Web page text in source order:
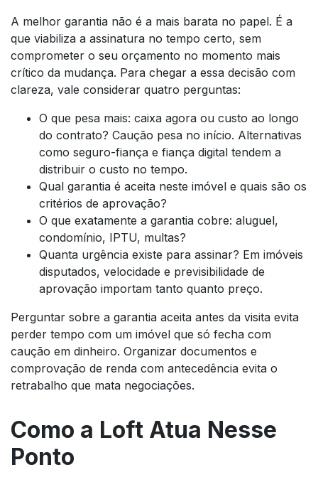
A melhor garantia não é a mais barata no papel. É a
que viabiliza a assinatura no tempo certo, sem
comprometer o seu orçamento no momento mais
crítico da mudança. Para chegar a essa decisão com
clareza, vale considerar quatro perguntas:
O que pesa mais: caixa agora ou custo ao longo
do contrato? Caução pesa no início. Alternativas
como seguro-fiança e fiança digital tendem a
distribuir o custo no tempo.
Qual garantia é aceita neste imóvel e quais são os
critérios de aprovação?
O que exatamente a garantia cobre: aluguel,
condomínio, IPTU, multas?
Quanta urgência existe para assinar? Em imóveis
disputados, velocidade e previsibilidade de
aprovação importam tanto quanto preço.
Perguntar sobre a garantia aceita antes da visita evita
perder tempo com um imóvel que só fecha com
caução em dinheiro. Organizar documentos e
comprovação de renda com antecedência evita o
retrabalho que mata negociações.
Como a Loft Atua Nesse
Ponto